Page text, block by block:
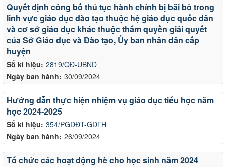
Số kí hiệu: 2819/QĐ-UBND
Ngày ban hành: 30/09/2024
Quyết định công bố thủ tục hành chính bị bãi bỏ trong
lĩnh vực giáo dục đào tạo thuộc hệ giáo dục quốc dân
và cơ sở giáo dục khác thuộc thẩm quyền giải quyết
của Sở Giáo dục và Đào tạo, Ủy ban nhân dân cấp
huyện
Số kí hiệu: 354/PGDĐT-GDTH
Ngày ban hành: 26/09/2024
Hướng dẫn thực hiện nhiệm vụ giáo dục tiểu học năm
học 2024-2025
Tổ chức các hoạt động hè cho học sinh năm 2024